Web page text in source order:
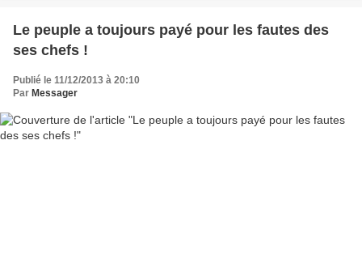
Le peuple a toujours payé pour les fautes des
ses chefs !
Publié le 11/12/2013 à 20:10
Par Messager